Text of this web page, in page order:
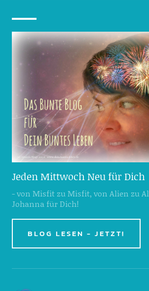
Jeden Mittwoch Neu für Dich
- von Misfit zu Misfit, von Alien zu
Johanna für Dich!
BLOG LESEN - JETZT!